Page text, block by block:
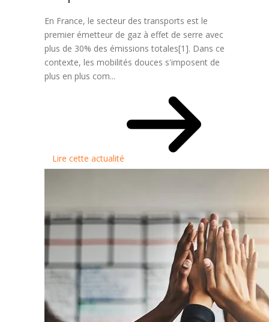
En France, le secteur des transports est le
premier émetteur de gaz à effet de serre avec
plus de 30% des émissions totales[1]. Dans ce
contexte, les mobilités douces s'imposent de
plus en plus com...
Lire cette actualité